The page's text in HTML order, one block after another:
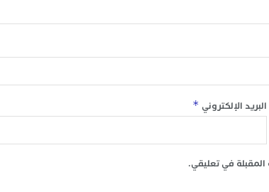
البريد الإلكتروني *
في تعليقي.